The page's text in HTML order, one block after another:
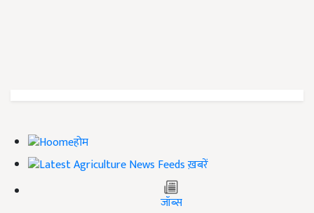
होम
ख़बरें
जॉब्स